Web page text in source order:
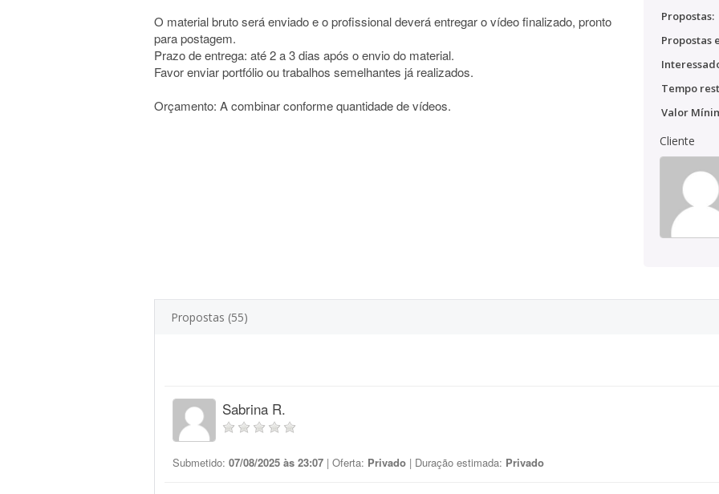
O material bruto será enviado e o profissional deverá entregar o vídeo finalizado, pronto
para postagem.
Prazo de entrega: até 2 a 3 dias após o envio do material.
Favor enviar portfólio ou trabalhos semelhantes já realizados.
Orçamento: A combinar conforme quantidade de vídeos.
Propostas:
Propostas
Tempo
Valor
Cliente
Propostas (55)
Sabrina R.
Submetido: 07/08/2025 às 23:07 | Oferta: Privado | Duração estimada: Privado